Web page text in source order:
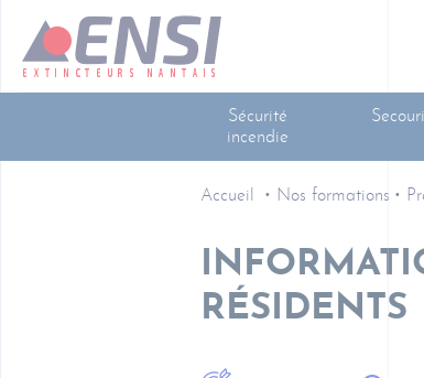
Sécurité
incendie
Accueil Nos formations
RÉSIDENTS